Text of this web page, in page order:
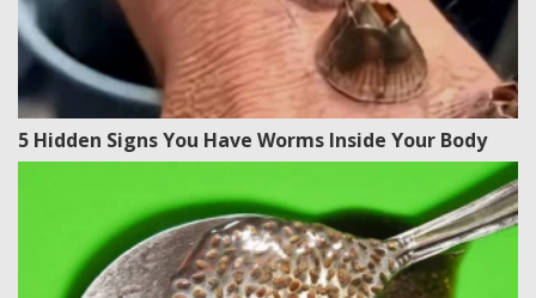
5 Hidden Signs You Have Worms Inside Your Body